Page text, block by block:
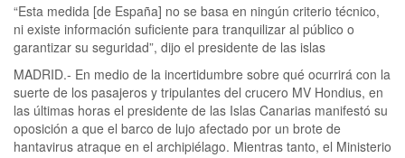
“Esta medida [de España] no se basa en ningún criterio técnico,
ni existe información suficiente para tranquilizar al público o
garantizar su seguridad”, dijo el presidente de las islas
MADRID.- En medio de la incertidumbre sobre qué ocurrirá con la
suerte de los pasajeros y tripulantes del crucero MV Hondius, en
las últimas horas el presidente de las Islas Canarias manifestó su
oposición a que el barco de lujo afectado por un brote de
hantavirus atraque en el archipiélago. Mientras tanto, el Ministerio